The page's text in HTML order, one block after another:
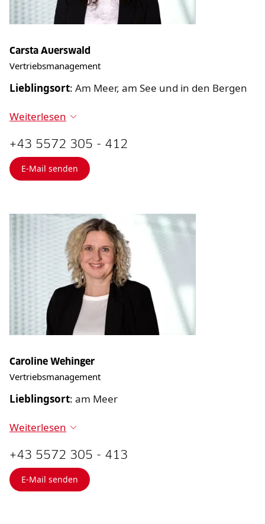
Carsta Auerswald
Vertriebsmanagement
Lieblingsort: Am Meer, am See und in den Bergen
Weiterlesen
+43 5572 305 - 412
E-Mail senden
Caroline Wehinger
Vertriebsmanagement
Lieblingsort: am Meer
Weiterlesen
+43 5572 305 - 413
E-Mail senden